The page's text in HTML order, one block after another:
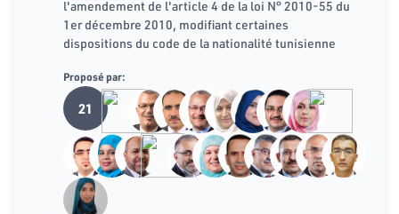
l'amendement de l'article 4 de la loi N° 2010-55 du
1er décembre 2010, modifiant certaines
dispositions du code de la nationalité tunisienne
Proposé par:
21